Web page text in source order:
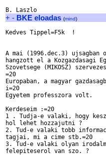
+ - BKE eloadas (mind)
Kedves Tippel=F5k  !
A mai (1996.dec.3) ujsagban
hangzott el a Kozgazdasagi
Szovetsege (MIKOSZ)
=20
Europaban, a magyar
i=20
Egyetem professzora volt.
Kerdeseim :=20
1 . Tudja-e valaki, hogy
hol lehet hozzajutni ?
2. Tud-e valaki tobb
tagjai, mi a cime stb.=20
3. Tud-e valaki olyan
felepiteserol van szo. ?